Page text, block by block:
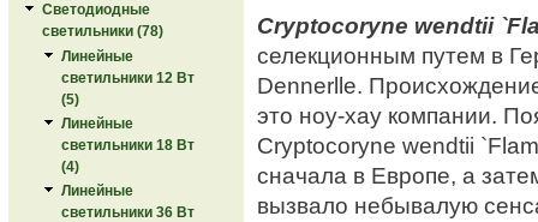
Светодиодные
светильники (78)
Линейные
светильники 12 Вт
(5)
Линейные
светильники 18 Вт
(4)
Линейные
светильники 36 Вт
Cryptocoryne wendtii
селекционным путем в
Dennerlle.
это ноу-хау компании.
Cryptocoryne wendtii
сначала в Европе, а
вызвало небывалую